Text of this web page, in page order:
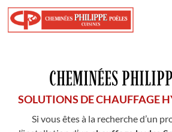
CHEMINÉES
SOLUTIONS DE CHAUFFAGE
Si vous êtes à la recherche d’un